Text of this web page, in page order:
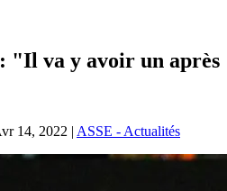
"Il va y avoir un après
14, 2022 | ASSE - Actualités